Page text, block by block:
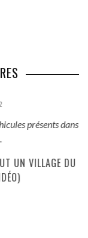
présents dans
UN VILLAGE DU